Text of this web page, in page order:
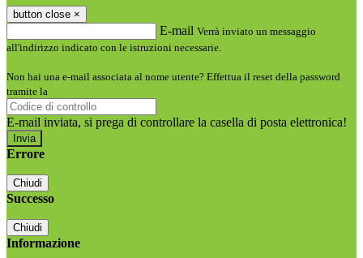
button close ×
E-mail Verrà inviato un messaggio
all'indirizzo indicato con le istruzioni necessarie.
Non hai una e-mail associata al nome utente? Effettua il reset della password
tramite la
E-mail inviata, si prega di controllare la casella di posta elettronica!
Errore
Chiudi
Successo
Chiudi
Informazione